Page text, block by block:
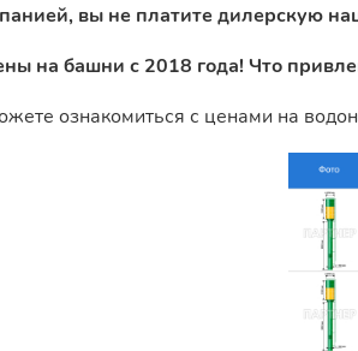
вы не платите дилерскую
на башни с 2018 года! Что
ознакомиться с ценами на